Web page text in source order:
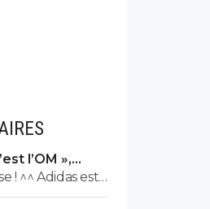
l’OM »,
est
l'équipementier de l'OL depuis 2010. 😏